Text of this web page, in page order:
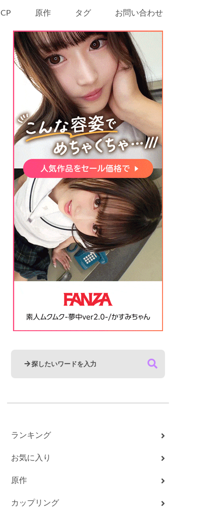
CP 原作 タグ お問い合わせ
ランキング
お気に入り
原作
カップリング